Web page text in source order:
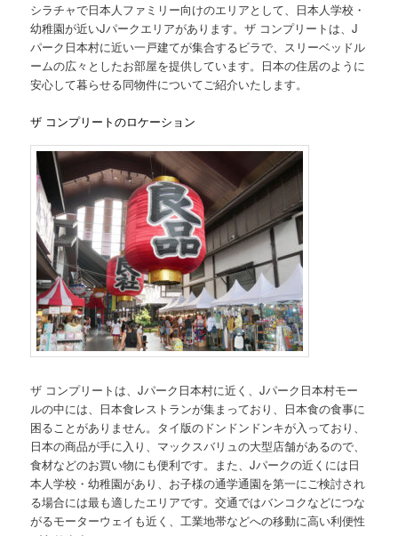
シラチャで日本人ファミリー向けのエリアとして、日本人学校・
幼稚園が近いJパークエリアがあります。ザ コンプリートは、J
パーク日本村に近い一戸建てが集合するビラで、スリーベッドル
ームの広々としたお部屋を提供しています。日本の住居のように
安心して暮らせる同物件についてご紹介いたします。
ザ コンプリートのロケーション
ザ コンプリートは、Jパーク日本村に近く、Jパーク日本村モー
ルの中には、日本食レストランが集まっており、日本食の食事に
困ることがありません。タイ版のドンドンドンキが入っており、
日本の商品が手に入り、マックスバリュの大型店舗があるので、
食材などのお買い物にも便利です。また、Jパークの近くには日
本人学校・幼稚園があり、お子様の通学通園を第一にご検討され
る場合には最も適したエリアです。交通ではバンコクなどにつな
がるモーターウェイも近く、工業地帯などへの移動に高い利便性